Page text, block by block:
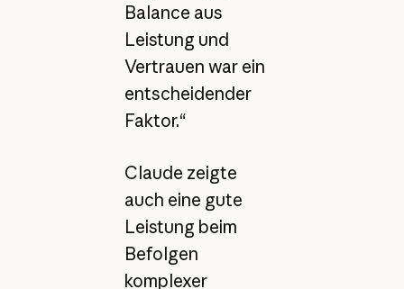
Balance aus
Leistung und
Vertrauen war ein
entscheidender
Faktor.“
Claude zeigte
auch eine gute
Leistung beim
Befolgen
komplexer